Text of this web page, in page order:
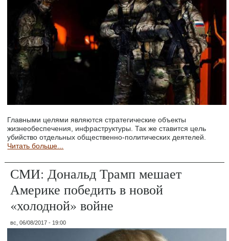
Главными целями являются стратегические объекты
жизнеобеспечения, инфраструктуры. Так же ставится цель
убийство отдельных общественно-политических деятелей.
Читать больше...
СМИ: Дональд Трамп мешает
Америке победить в новой
«холодной» войне
вс, 06/08/2017 - 19:00